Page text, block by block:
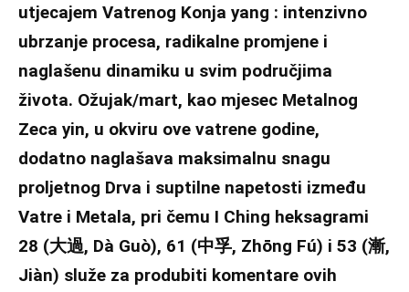
utjecajem Vatrenog Konja yang : intenzivno
ubrzanje procesa, radikalne promjene i
naglašenu dinamiku u svim područjima
života. Ožujak/mart, kao mjesec Metalnog
Zeca yin, u okviru ove vatrene godine,
dodatno naglašava maksimalnu snagu
proljetnog Drva i suptilne napetosti između
Vatre i Metala, pri čemu I Ching heksagrami
28 (大過, Dà Guò), 61 (中孚, Zhōng Fú) i 53 (漸,
Jiàn) služe za produbiti komentare ovih